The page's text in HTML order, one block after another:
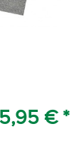
€ *